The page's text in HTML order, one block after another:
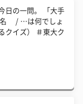
日の一問。 「大手
名 / …は何でしょ
クイズ） ＃東大ク